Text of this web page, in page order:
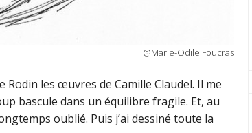
@Marie-Odile Foucras
Rodin les œuvres de Camille Claudel. Il me
bascule dans un équilibre fragile. Et, au
oublié. Puis j’ai dessiné toute la